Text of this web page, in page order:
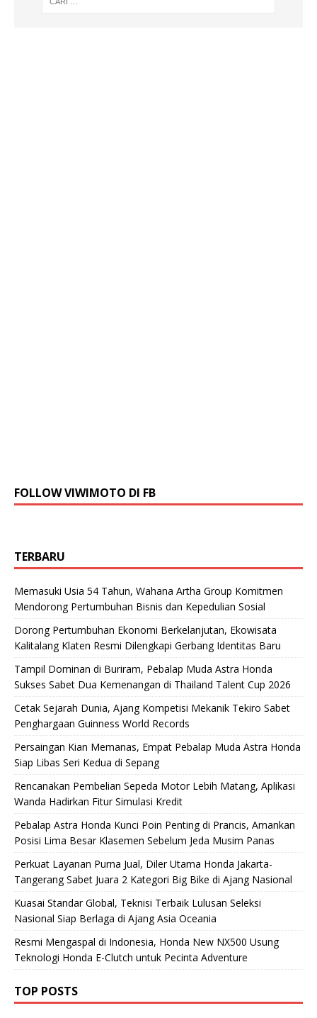
FOLLOW VIWIMOTO DI FB
TERBARU
Memasuki Usia 54 Tahun, Wahana Artha Group Komitmen
Mendorong Pertumbuhan Bisnis dan Kepedulian Sosial
Dorong Pertumbuhan Ekonomi Berkelanjutan, Ekowisata
Kalitalang Klaten Resmi Dilengkapi Gerbang Identitas Baru
Tampil Dominan di Buriram, Pebalap Muda Astra Honda
Sukses Sabet Dua Kemenangan di Thailand Talent Cup 2026
Cetak Sejarah Dunia, Ajang Kompetisi Mekanik Tekiro Sabet
Penghargaan Guinness World Records
Persaingan Kian Memanas, Empat Pebalap Muda Astra Honda
Siap Libas Seri Kedua di Sepang
Rencanakan Pembelian Sepeda Motor Lebih Matang, Aplikasi
Wanda Hadirkan Fitur Simulasi Kredit
Pebalap Astra Honda Kunci Poin Penting di Prancis, Amankan
Posisi Lima Besar Klasemen Sebelum Jeda Musim Panas
Perkuat Layanan Purna Jual, Diler Utama Honda Jakarta-
Tangerang Sabet Juara 2 Kategori Big Bike di Ajang Nasional
Kuasai Standar Global, Teknisi Terbaik Lulusan Seleksi
Nasional Siap Berlaga di Ajang Asia Oceania
Resmi Mengaspal di Indonesia, Honda New NX500 Usung
Teknologi Honda E-Clutch untuk Pecinta Adventure
TOP POSTS